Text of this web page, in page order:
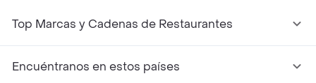
Top Marcas y Cadenas de Restaurantes
Encuéntranos en estos países